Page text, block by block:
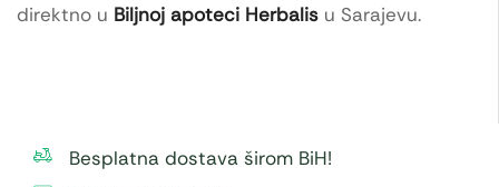
direktno u Biljnoj apoteci Herbalis u Sarajevu.
Besplatna dostava širom BiH!